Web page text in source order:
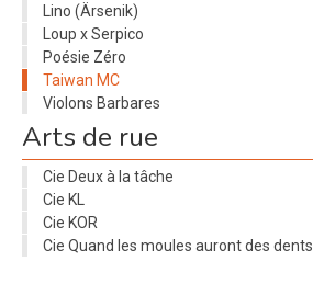
Lino (Ärsenik)
Loup x Serpico
Poésie Zéro
Taiwan MC
Violons Barbares
Arts de rue
Cie Deux à la tâche
Cie KL
Cie KOR
Cie Quand les moules auront des dents